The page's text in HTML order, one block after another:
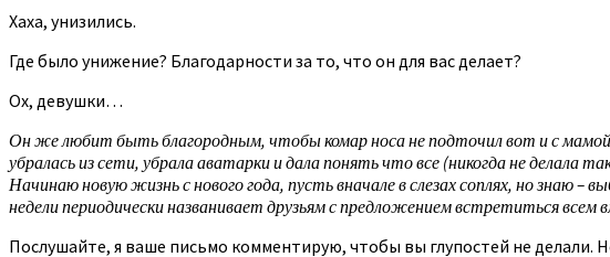
Хаха, унизились.
Где было унижение? Благодарности за то, что он для вас делает?
Ох, девушки…
Он же любит быть благородным, чтобы комар носа не подточил вот и с мамой
убралась из сети, убрала аватарки и дала понять что все (никогда не
Начинаю новую жизнь с нового года, пусть вначале в слезах соплях, но знаю –
недели периодически названивает друзьям с предложением встретиться всем
Послушайте, я ваше письмо комментирую, чтобы вы глупостей не делали.